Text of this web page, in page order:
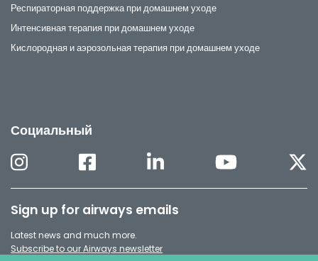
Респираторная поддержка при домашнем уходе
Интенсивная терапия при домашнем уходе
Кислородная и аэрозольная терапия при домашнем уходе
Социальный
Sign up for airways emails
Latest news and much more.
Subscribe to our Airways newsletter